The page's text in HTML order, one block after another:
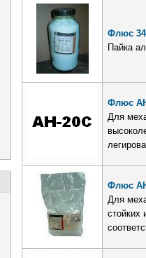
Флюс
Пайка
Флюс
Для
Флюс
Для
стойких